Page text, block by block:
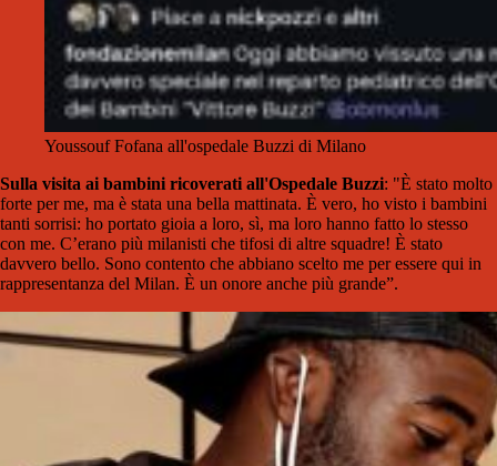
Youssouf Fofana all'ospedale Buzzi di Milano
Sulla visita ai bambini ricoverati all'Ospedale Buzzi: "È stato molto
forte per me, ma è stata una bella mattinata. È vero, ho visto i bambini
tanti sorrisi: ho portato gioia a loro, sì, ma loro hanno fatto lo stesso
con me. C’erano più milanisti che tifosi di altre squadre! È stato
davvero bello. Sono contento che abbiano scelto me per essere qui in
rappresentanza del Milan. È un onore anche più grande”.